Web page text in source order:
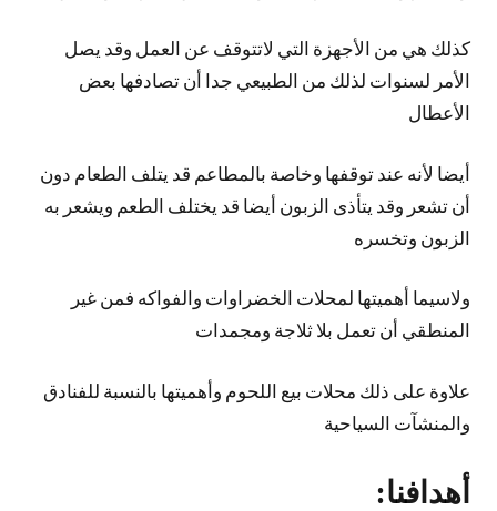
كذلك هي من الأجهزة التي لاتتوقف عن العمل وقد يصل
الأمر لسنوات لذلك من الطبيعي جدا أن تصادفها بعض
الأعطال
أيضا لأنه عند توقفها وخاصة بالمطاعم قد يتلف الطعام دون
أن تشعر وقد يتأذى الزبون أيضا قد يختلف الطعم ويشعر به
الزبون وتخسره
ولاسيما أهميتها لمحلات الخضراوات والفواكه فمن غير
المنطقي أن تعمل بلا ثلاجة ومجمدات
علاوة على ذلك محلات بيع اللحوم وأهميتها بالنسبة للفنادق
والمنشآت السياحية
أهدافنا: